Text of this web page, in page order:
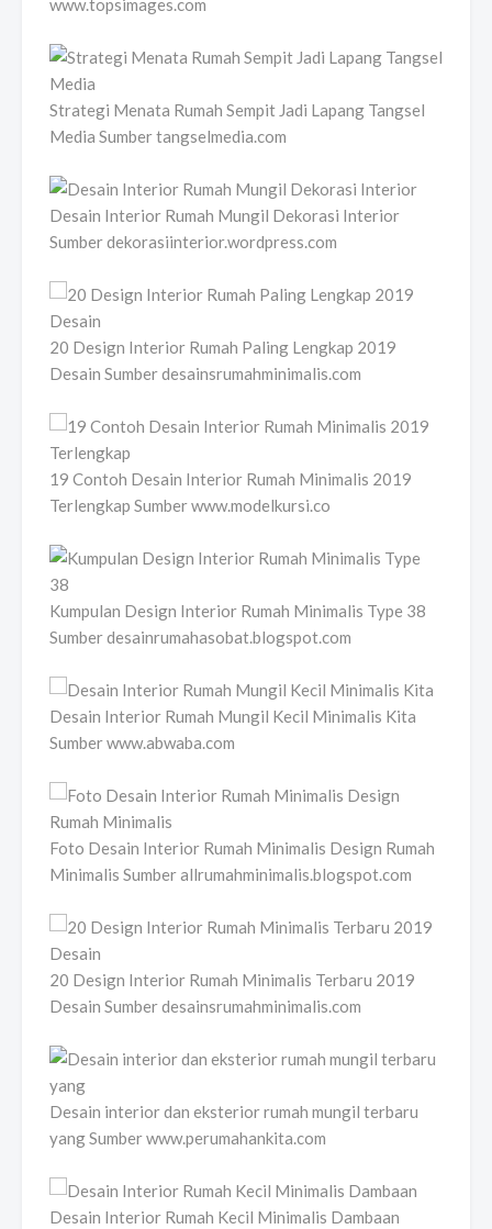
www.topsimages.com
Strategi Menata Rumah Sempit Jadi Lapang Tangsel
Media Sumber tangselmedia.com
Desain Interior Rumah Mungil Dekorasi Interior
Sumber dekorasiinterior.wordpress.com
20 Design Interior Rumah Paling Lengkap 2019
Desain Sumber desainsrumahminimalis.com
19 Contoh Desain Interior Rumah Minimalis 2019
Terlengkap Sumber www.modelkursi.co
Kumpulan Design Interior Rumah Minimalis Type 38
Sumber desainrumahasobat.blogspot.com
Desain Interior Rumah Mungil Kecil Minimalis Kita
Sumber www.abwaba.com
Foto Desain Interior Rumah Minimalis Design Rumah
Minimalis Sumber allrumahminimalis.blogspot.com
20 Design Interior Rumah Minimalis Terbaru 2019
Desain Sumber desainsrumahminimalis.com
Desain interior dan eksterior rumah mungil terbaru
yang Sumber www.perumahankita.com
Desain Interior Rumah Kecil Minimalis Dambaan